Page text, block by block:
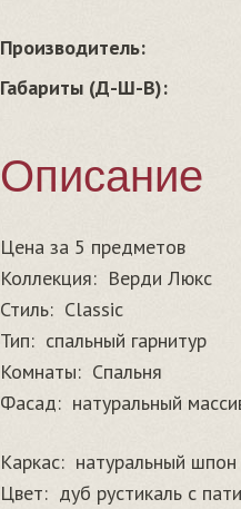
Производитель:
Габариты (Д-Ш-В):
Описание
Цена за 5 предметов
Коллекция: Верди Люкс
Стиль: Classic
Тип: спальный гарнитур
Комнаты: Спальня
Фасад: натуральный
Каркас: натуральный
Цвет: дуб рустикаль с